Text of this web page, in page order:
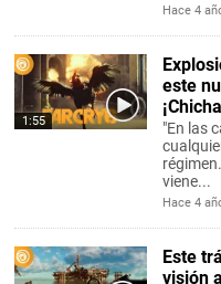
Hace 4
1:55
este
"En las
viene...
Hace 4
Este
visión